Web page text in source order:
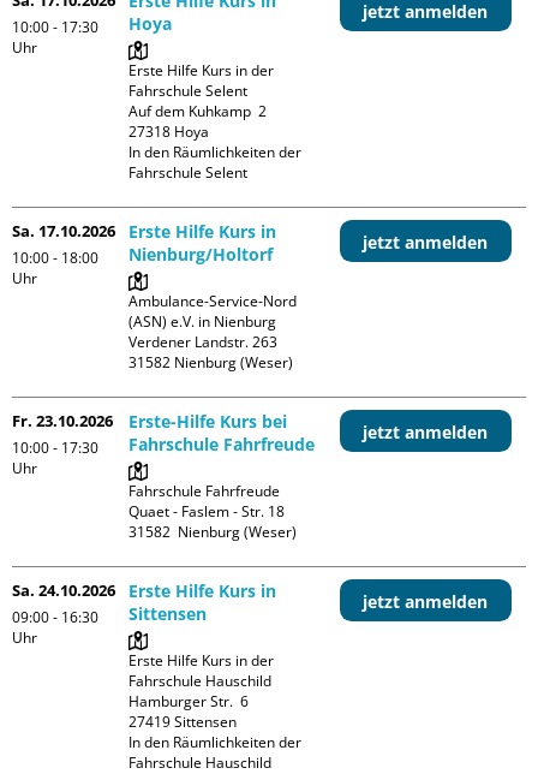
10:00 - 17:30
Uhr
Hoya
Erste Hilfe Kurs in der
Fahrschule Selent
Auf dem Kuhkamp  2
27318 Hoya
In den Räumlichkeiten der
Fahrschule Selent
jetzt anmelden
Sa. 17.10.2026
10:00 - 18:00
Uhr
Erste Hilfe Kurs in
Nienburg/Holtorf
Ambulance-Service-Nord
(ASN) e.V. in Nienburg
Verdener Landstr. 263
jetzt anmelden
Fr. 23.10.2026
10:00 - 17:30
Uhr
Erste-Hilfe Kurs bei
Fahrschule Fahrfreude
Fahrschule Fahrfreude
Quaet - Faslem - Str. 18
jetzt anmelden
Sa. 24.10.2026
09:00 - 16:30
Uhr
Erste Hilfe Kurs in
Sittensen
Erste Hilfe Kurs in der
Fahrschule Hauschild
Hamburger Str.  6
27419 Sittensen
In den Räumlichkeiten der
Fahrschule Hauschild
jetzt anmelden